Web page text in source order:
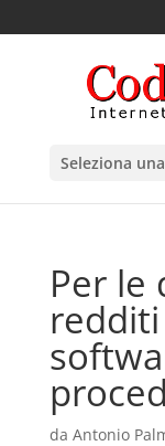
Seleziona
Per le
da Antonio